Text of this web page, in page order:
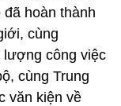
hoàn thành
cùng
lượng công việc
cùng Trung
văn kiện về